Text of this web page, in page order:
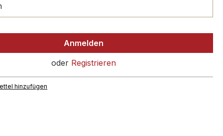
Anmelden
oder Registrieren
hinzufügen